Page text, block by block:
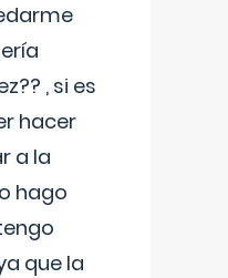
, si es
hacer
a la
hago
que la